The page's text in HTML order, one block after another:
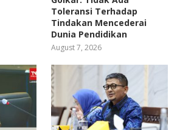
Toleransi Terhadap
Tindakan Mencederai
Dunia Pendidikan
August 7, 2026